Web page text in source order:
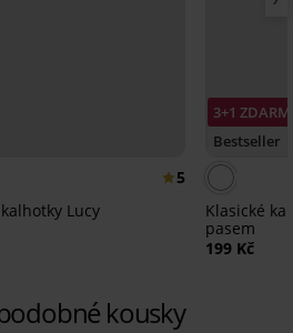
5
Lucy
3+1
Bestseller
Klasické
pasem
199 Kč
kousky